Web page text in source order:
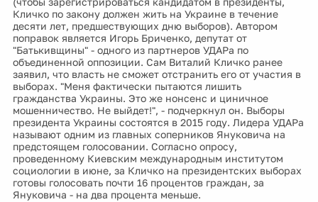
Кличко по закону должен жить на Украине в течение
десяти лет, предшествующих дню выборов). Автором
поправок является Игорь Бриченко, депутат от
"Батькивщины" - одного из партнеров УДАРа по
объединенной оппозиции. Сам Виталий Кличко ранее
заявил, что власть не сможет отстранить его от участия в
выборах. "Меня фактически пытаются лишить
гражданства Украины. Это же нонсенс и циничное
мошенничество. Не выйдет!", - подчеркнул он. Выборы
президента Украины состоятся в 2015 году. Лидера УДАРа
называют одним из главных соперников Януковича на
предстоящем голосовании. Согласно опросу,
проведенному Киевским международным институтом
социологии в июне, за Кличко на президентских выборах
готовы голосовать почти 16 процентов граждан, за
Януковича - на два процента меньше.